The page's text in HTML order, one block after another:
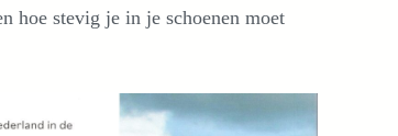
hoe stevig je in je schoenen moet